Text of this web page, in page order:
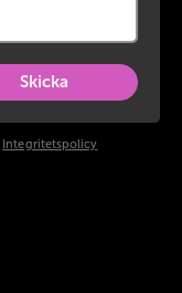
Skicka
Integritetspolicy